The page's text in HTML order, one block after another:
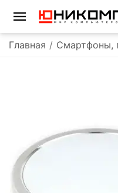
Главная / Смартфоны,